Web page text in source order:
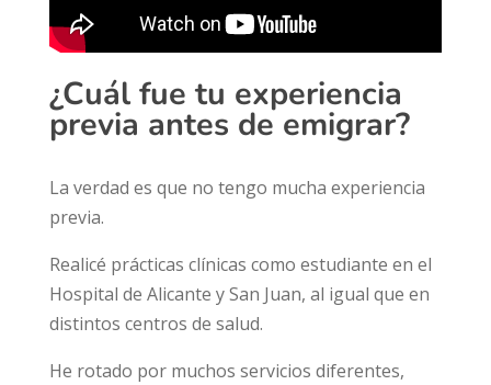
¿Cuál fue tu experiencia
previa antes de emigrar?
La verdad es que no tengo mucha experiencia
previa.
Realicé prácticas clínicas como estudiante en el
Hospital de Alicante y San Juan, al igual que en
distintos centros de salud.
He rotado por muchos servicios diferentes,